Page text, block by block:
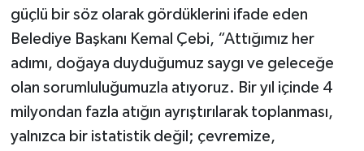
güçlü bir söz olarak gördüklerini ifade eden
Belediye Başkanı Kemal Çebi, “Attığımız her
adımı, doğaya duyduğumuz saygı ve geleceğe
olan sorumluluğumuzla atıyoruz. Bir yıl içinde 4
milyondan fazla atığın ayrıştırılarak toplanması,
yalnızca bir istatistik değil; çevremize,